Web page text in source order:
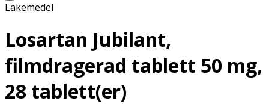
Läkemedel
Losartan Jubilant,
filmdragerad tablett 50 mg,
28 tablett(er)